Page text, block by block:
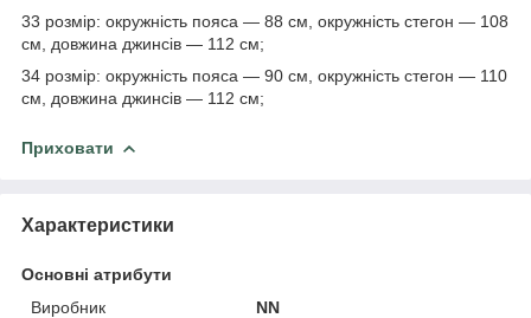
33 розмір: окружність пояса — 88 см, окружність стегон — 108
см, довжина джинсів — 112 см;
34 розмір: окружність пояса — 90 см, окружність стегон — 110
см, довжина джинсів — 112 см;
Приховати
Характеристики
Основні атрибути
Виробник
NN